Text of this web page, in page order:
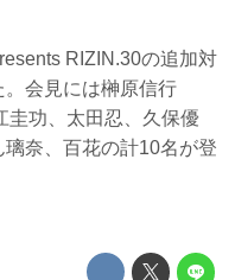
RIZIN.30の追加対
会見には榊原信行
圭功、太田忍、久保優
奈、百花の計10名が登